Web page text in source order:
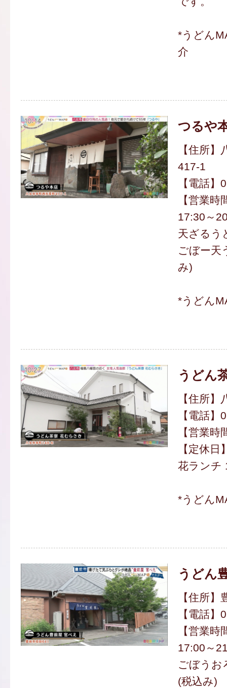
*うどん
介
つるや
【住所
417-1
【電話
【営業
17:30～
天ざるう
ごぼー天
み)
*うどん
うどん
【住所
【電話
【営業
【定休日
花ランチ
*うどん
うどん
【住所】
【電話
【営業
17:00～
ごぼうお
(税込み)